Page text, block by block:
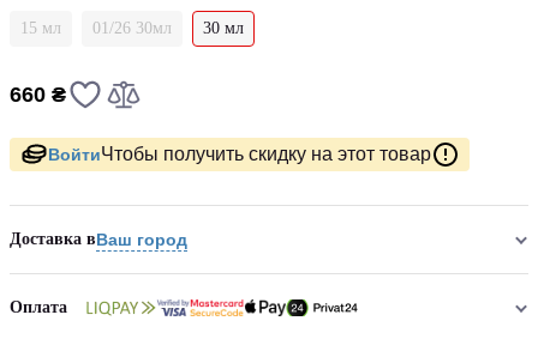
15 мл 01/26 30мл 30 мл
660 ₴
ВойтиЧтобы получить скидку на этот товар
Доставка вВаш город
Оплата